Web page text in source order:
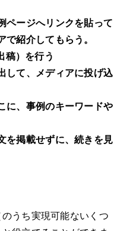
ページへリンクを貼って
紹介してもらう。
稿）を行う
して、メディアに投げ込
に、事例のキーワードや
を掲載せずに、続きを見
うち実現可能ないくつ